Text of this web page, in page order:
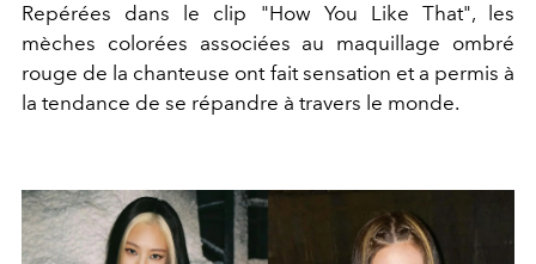
Repérées dans le clip "How You Like That", les
mèches colorées associées au maquillage ombré
rouge de la chanteuse ont fait sensation et a permis à
la tendance de se répandre à travers le monde.